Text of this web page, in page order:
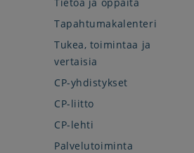
Tapahtumakalenteri
Tukea, toimintaa ja
vertaisia
CP-yhdistykset
CP-liitto
CP-lehti
Palvelutoiminta